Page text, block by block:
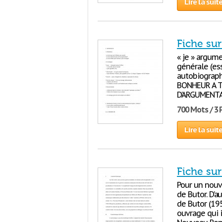
Fiche
« je »
générale
BONHEUR A
700 Mots / 3
Lire la
Fiche
Pour un
de Butor.
de Butor
ouvrage qui